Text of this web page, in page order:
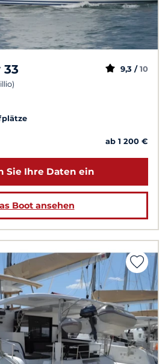
33 9,3 / 10
ab 1 200 €
Sie Ihre Daten ein
Boot ansehen